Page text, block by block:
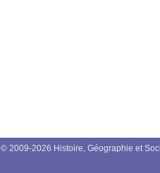
© 2009-2026 Histoire, Géographie et